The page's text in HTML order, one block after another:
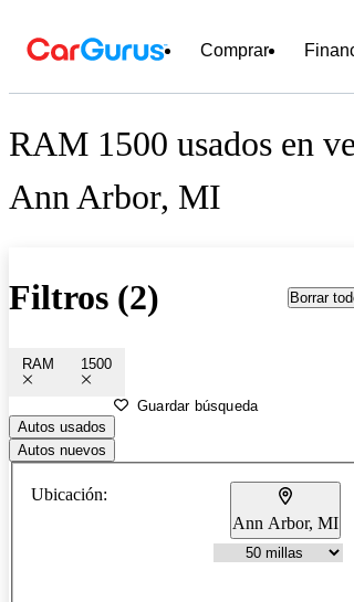
Comprar
RAM 1500 usados en
Ann Arbor, MI
Filtros (2) Borrar
RAM 1500
Guardar búsqueda
Autos usados
Autos nuevos
Ubicación:
Ann Arbor, MI